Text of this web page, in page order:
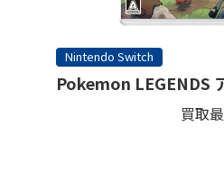
Nintendo Switch
Pokemon LEGENDS
買取